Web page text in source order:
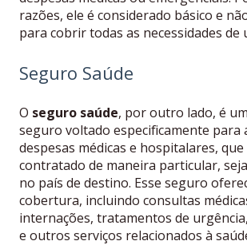
razões, ele é considerado básico e
para cobrir todas as necessidades de
Seguro Saúde
O seguro saúde, por outro lado, é
seguro voltado especificamente para
despesas médicas e hospitalares,
contratado de maneira particular,
no país de destino. Esse seguro
cobertura, incluindo consultas
internações, tratamentos de
e outros serviços relacionados à